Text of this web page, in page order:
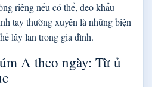
riêng nếu có thể, đeo khẩu
tay thường xuyên là những biện
lây lan trong gia đình.
A theo ngày: Từ ủ